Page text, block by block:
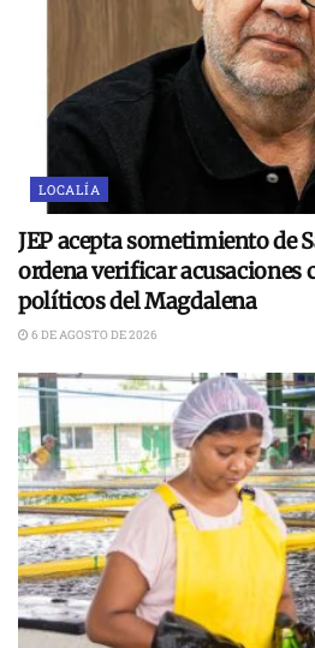
LOCALÍA
JEP acepta sometimiento de
ordena verificar acusaciones
políticos del Magdalena
6 DE AGOSTO DE 2026